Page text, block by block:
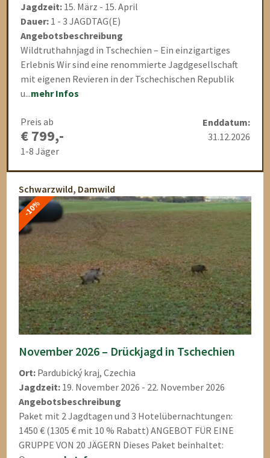
Jagdzeit: 15. März - 15. April
Dauer: 1 - 3 JAGDTAG(E)
Angebotsbeschreibung
Wildtruthahnjagd in Tschechien – Ein einzigartiges
Erlebnis Wir sind eine renommierte Jagdgesellschaft
mit eigenen Revieren in der Tschechischen Republik
u...mehr Infos
Preis ab
€ 799,-
1-8 Jäger
Enddatum:
31.12.2026
Schwarzwild, Damwild
-10%
November 2026 – Drückjagd in Tschechien
Ort: Pardubický kraj, Czechia
Jagdzeit: 19. November 2026 - 22. November 2026
Angebotsbeschreibung
Paket mit 2 Jagdtagen und 3 Hotelübernachtungen:
1450 € (1305 € mit 10 % Rabatt) ANGEBOT FÜR EINE
GRUPPE VON 20 JÄGERN Dieses Paket beinhaltet: